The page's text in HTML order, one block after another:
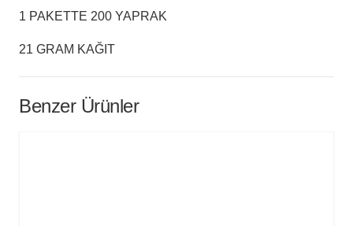
1 PAKETTE 200 YAPRAK
21 GRAM KAĞIT
Benzer Ürünler